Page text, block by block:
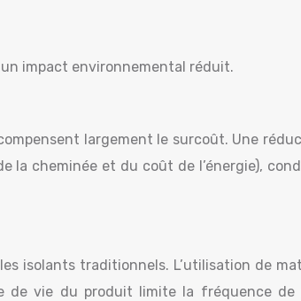
impact environnemental réduit.
largement le surcoût. Une
cheminée et du coût de l’énergie),
isolants traditionnels. L’utilisation de
vie du produit limite la fréquence de